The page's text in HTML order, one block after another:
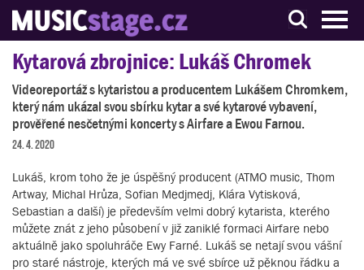
S muzikanty pro muzikanty
Kytarová zbrojnice: Lukáš Chromek
Videoreportáž s kytaristou a producentem Lukášem Chromkem,
který nám ukázal svou sbírku kytar a své kytarové vybavení,
prověřené nesčetnými koncerty s Airfare a Ewou Farnou.
24. 4. 2020
Lukáš, krom toho že je úspěšný producent (ATMO music, Thom
Artway, Michal Hrůza, Sofian Medjmedj, Klára Vytisková,
Sebastian a další) je především velmi dobrý kytarista, kterého
můžete znát z jeho působení v již zaniklé formaci Airfare nebo
aktuálně jako spoluhráče Ewy Farné. Lukáš se netají svou vášní
pro staré nástroje, kterých má ve své sbírce už pěknou řádku a